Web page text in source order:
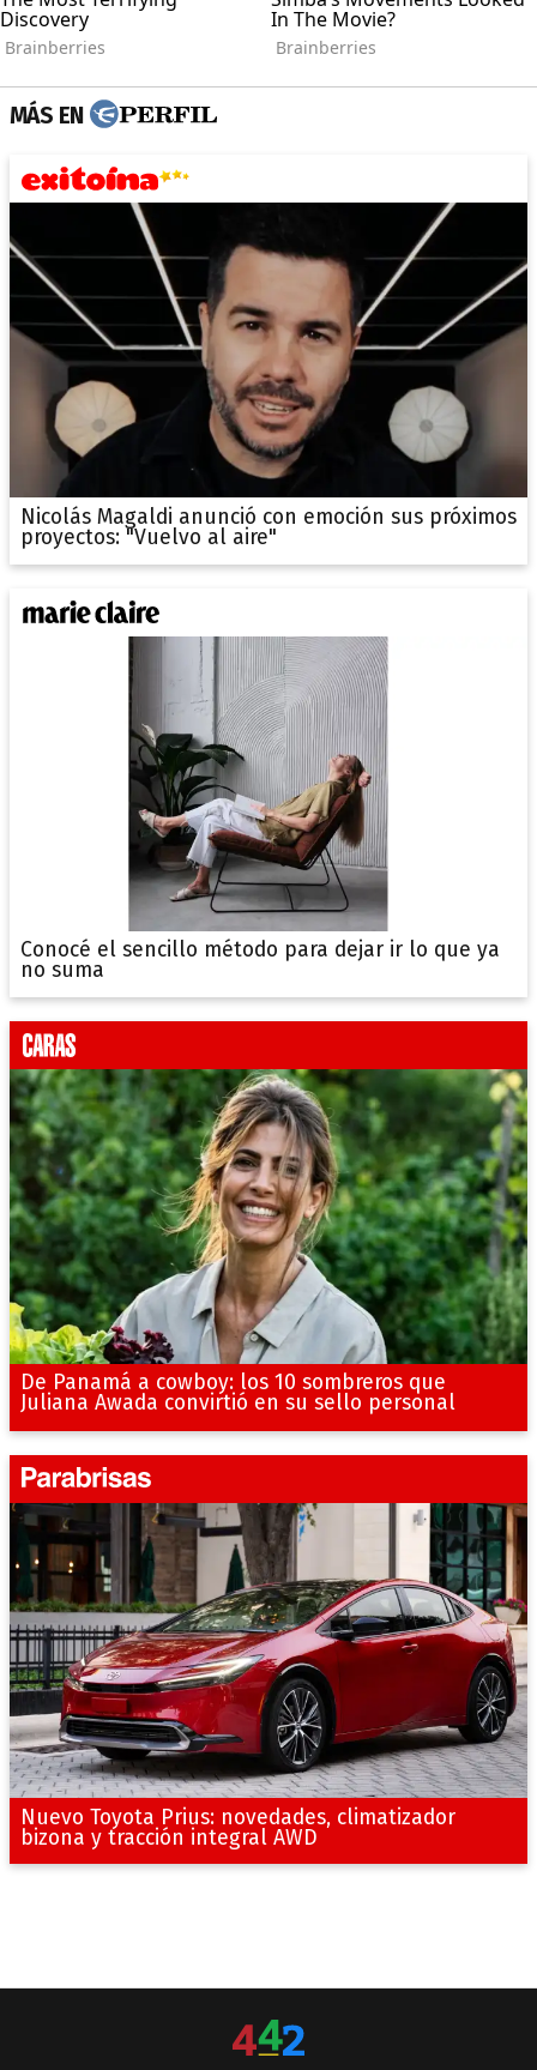
MÁS EN
Nicolás Magaldi anunció con emoción sus próximos
proyectos: "Vuelvo al aire"
Conocé el sencillo método para dejar ir lo que ya
no suma
De Panamá a cowboy: los 10 sombreros que
Juliana Awada convirtió en su sello personal
Nuevo Toyota Prius: novedades, climatizador
bizona y tracción integral AWD